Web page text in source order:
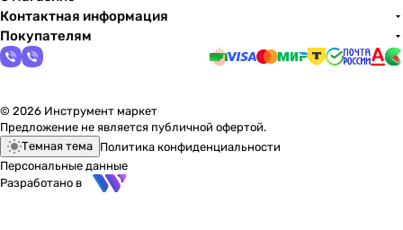
Контактная информация
Покупателям
© 2026 Инструмент маркет
Предложение не является публичной офертой.
Темная тема Политика конфиденциальности
Персональные данные
Разработано в